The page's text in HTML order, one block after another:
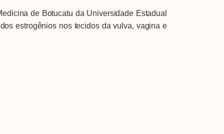
de Botucatu da Universidade Estadual
estrogênios nos tecidos da vulva, vagina e